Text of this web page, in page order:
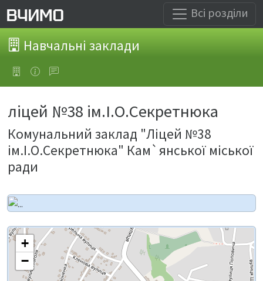
Всі розділи
Навчальні заклади
ліцей №38 ім.І.О.Секретнюка
Комунальний заклад "Ліцей №38
ім.І.О.Секретнюка" Кам`янської міської
ради
+
−